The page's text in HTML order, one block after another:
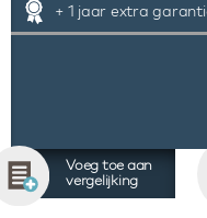
+ 1 jaar extra
Voeg toe aan
vergelijking